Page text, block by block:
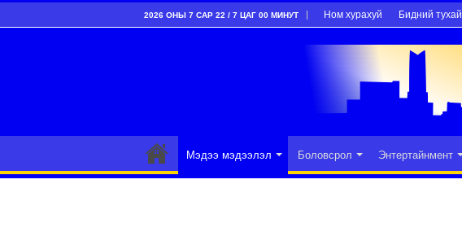
2026 ОНЫ 7 САР 22 / 7 ЦАГ 00 МИНУТ Ном хурахуй Бидний тухай
Мэдээ мэдээлэл Боловсрол Энтертайнмент